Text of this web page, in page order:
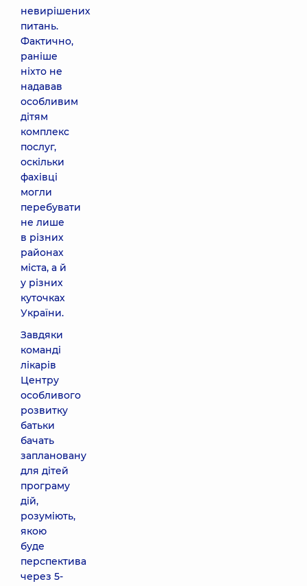
невирішених
питань.
Фактично,
раніше
ніхто не
надавав
особливим
дітям
комплекс
послуг,
оскільки
фахівці
могли
перебувати
не лише
в різних
районах
міста, а й
у різних
куточках
України.
Завдяки
команді
лікарів
Центру
особливого
розвитку
батьки
бачать
заплановану
для дітей
програму
дій,
розуміють,
якою
буде
перспектива
через 5-